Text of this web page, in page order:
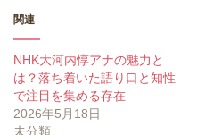
関連
NHK大河内惇アナの魅力と
は？落ち着いた語り口と知性
で注目を集める存在
2026年5月18日
未分類